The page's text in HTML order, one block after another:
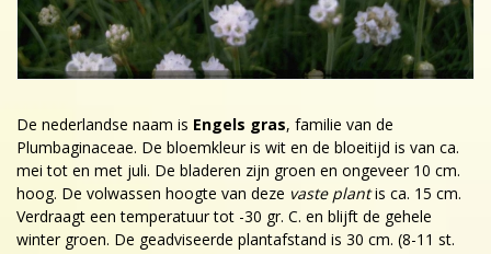
De nederlandse naam is Engels gras, familie van de
Plumbaginaceae. De bloemkleur is wit en de bloeitijd is van ca.
mei tot en met juli. De bladeren zijn groen en ongeveer 10 cm.
hoog. De volwassen hoogte van deze vaste plantis ca. 15 cm.
Verdraagt een temperatuur tot -30 gr. C. en blijft de gehele
winter groen. De geadviseerde plantafstand is 30 cm. (8-11 st.